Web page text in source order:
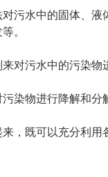
污水中的固体、
。
对污水中的污染物
染物进行降解和分
，既可以充分利